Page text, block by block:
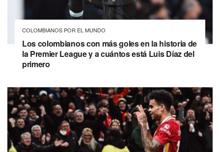
COLOMBIANOS POR EL MUNDO
Los colombianos con más goles en la historia de
la Premier League y a cuántos está Luis Díaz del
primero